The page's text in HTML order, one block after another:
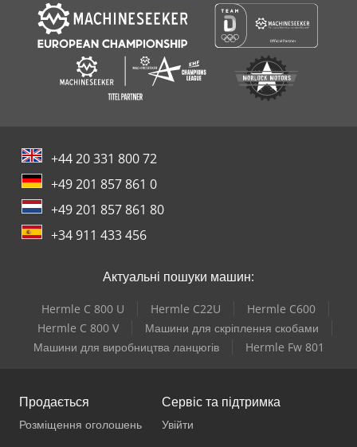
+44 20 331 800 72
+49 201 857 861 0
+49 201 857 861 80
+34 911 433 456
Актуальні пошуки машин:
Hermle C 800 U Hermle C22U
Hermle C600
Hermle C 800 V
Машини для скріплення скобами
Машини для виробництва ланцюгів
Hermle Fw 801
Продається
Розміщення оголошень
Сервіс та підтримка
Увійти